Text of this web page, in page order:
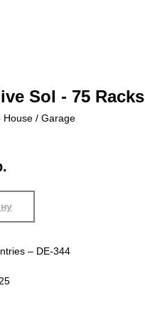
Sol - 75 Racks
House / Garage
– DE-344